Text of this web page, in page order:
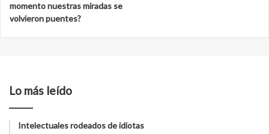
momento nuestras miradas se
volvieron puentes?
Lo más leído
Intelectuales rodeados de idiotas